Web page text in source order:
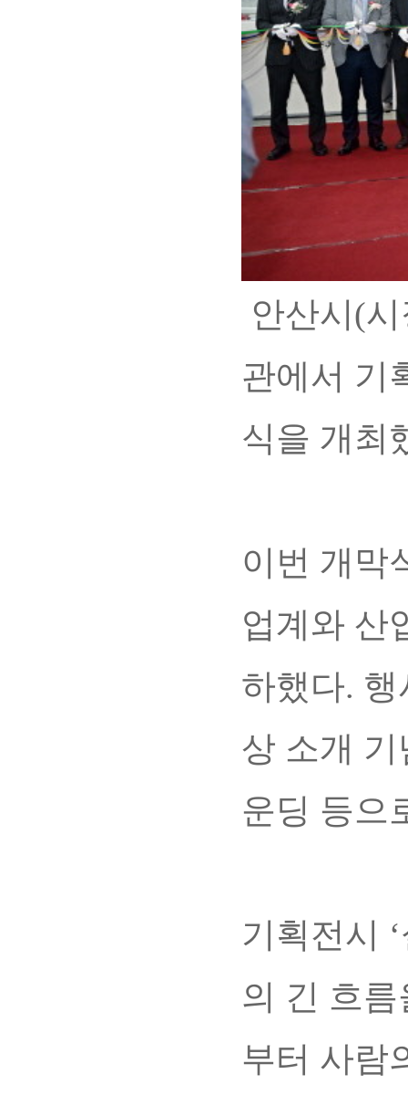
안산시(
관에서 기
식을 개최
이번 개막
업계와 산
하했다.
상 소개
운딩 등으
기획전시
의 긴 흐
부터 사람